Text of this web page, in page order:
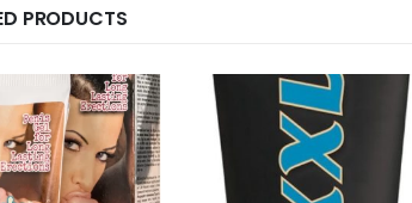
PRODUCTS